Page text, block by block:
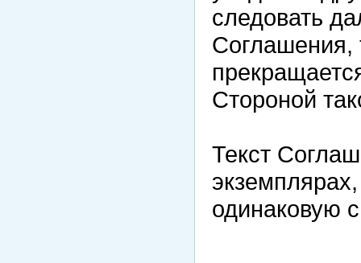
следовать
Соглашения,
Стороной
Текст
одинаковую